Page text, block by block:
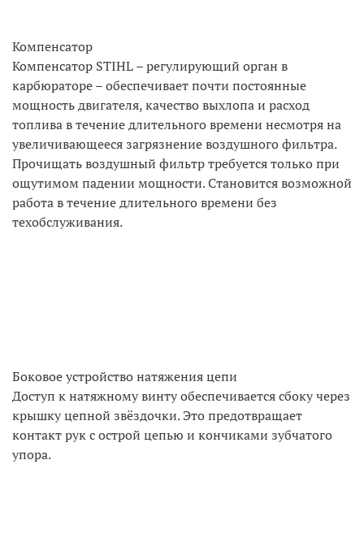
Компенсатор
Компенсатор STIHL – регулирующий орган в
карбюраторе – обеспечивает почти постоянные
мощность двигателя, качество выхлопа и расход
топлива в течение длительного времени несмотря на
увеличивающееся загрязнение воздушного фильтра.
Прочищать воздушный фильтр требуется только при
ощутимом падении мощности. Становится возможной
работа в течение длительного времени без
техобслуживания.
Боковое устройство натяжения цепи
Доступ к натяжному винту обеспечивается сбоку через
крышку цепной звёздочки. Это предотвращает
контакт рук с острой цепью и кончиками зубчатого
упора.